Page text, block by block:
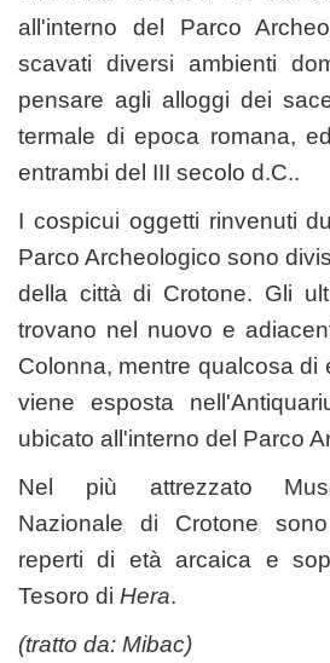
all'interno del Parco
scavati diversi ambienti
pensare agli alloggi dei
termale di epoca romana,
entrambi del III secolo d.C..
I cospicui oggetti rinvenuti
Parco Archeologico sono
della città di Crotone. Gli
trovano nel nuovo e
Colonna, mentre qualcosa di
viene esposta
ubicato all'interno del Parco
Nel più attrezzato
Nazionale di Crotone
reperti di età arcaica e
Tesoro di Hera.
(tratto da: Mibac)